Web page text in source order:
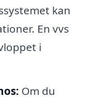
kan
En vvs
i
Om du